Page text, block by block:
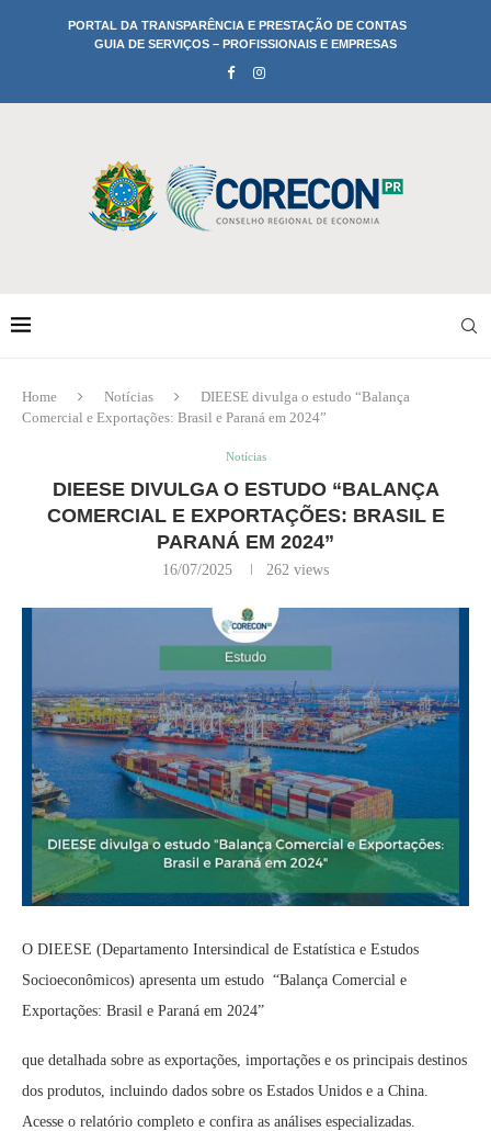
PORTAL DA TRANSPARÊNCIA E PRESTAÇÃO DE CONTAS
GUIA DE SERVIÇOS – PROFISSIONAIS E EMPRESAS
Home Notícias
DIEESE divulga o estudo “Balança
Comercial e Exportações: Brasil e Paraná em 2024”
Notícias
DIEESE DIVULGA O ESTUDO “BALANÇA
COMERCIAL E EXPORTAÇÕES: BRASIL E
PARANÁ EM 2024”
16/07/2025 262 views
O DIEESE (Departamento Intersindical de Estatística e Estudos
Socioeconômicos) apresenta um estudo “Balança Comercial e
Exportações: Brasil e Paraná em 2024”
que detalhada sobre as exportações, importações e os principais destinos
dos produtos, incluindo dados sobre os Estados Unidos e a China.
Acesse o relatório completo e confira as análises especializadas.